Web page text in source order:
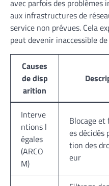
avec parfois des problèmes
aux infrastructures de
service non prévues. Cela
peut devenir inaccessible
Causes
de disp
arition
Interve
ntions l
égales
(ARCO
M)
Blocage
es décidés
tion des
eur